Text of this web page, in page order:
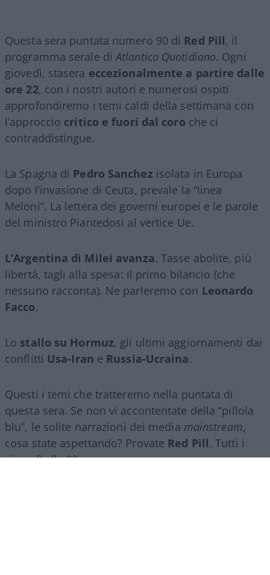
Questa sera puntata numero 90 di Red Pill, il
programma serale diAtlantico Quotidiano. Ogni
giovedì, stasera eccezionalmente a partire dalle
ore 22, con i nostri autori e numerosi ospiti
approfondiremo i temi caldi della settimana con
l’approccio critico e fuori dal coro che ci
contraddistingue.
La Spagna di Pedro Sanchez isolata in Europa
dopo l’invasione di Ceuta, prevale la “linea
Meloni”. La lettera dei governi europei e le parole
del ministro Piantedosi al vertice Ue.
L’Argentina di Milei avanza. Tasse abolite, più
libertà, tagli alla spesa: il primo bilancio (che
nessuno racconta). Ne parleremo con Leonardo
Facco.
Lo stallo su Hormuz, gli ultimi aggiornamenti dai
conflitti Usa-Iran e Russia-Ucraina.
Questi i temi che tratteremo nella puntata di
questa sera. Se non vi accontentate della “pillola
blu”, le solite narrazioni dei media mainstream,
cosa state aspettando? Provate Red Pill. Tutti i
giovedì alle 23